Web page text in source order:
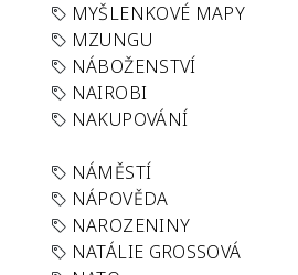
MYŠLENKOVÉ MAPY
MZUNGU
NÁBOŽENSTVÍ
NAIROBI
NAKUPOVÁNÍ
NÁMĚSTÍ
NÁPOVĚDA
NAROZENINY
NATÁLIE GROSSOVÁ